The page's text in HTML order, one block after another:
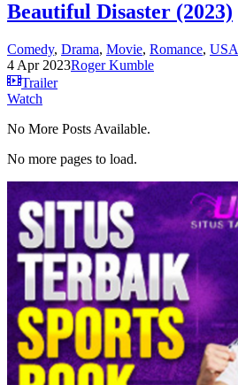
Beautiful Disaster (2023)
Comedy, Drama, Movie, Romance, USA
4 Apr 2023Roger Kumble
Trailer
Watch
No More Posts Available.
No more pages to load.